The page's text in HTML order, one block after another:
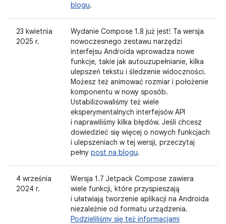
blogu.
23 kwietnia
2025 r.
Wydanie Compose 1.8 już jest! Ta wersja
nowoczesnego zestawu narzędzi
interfejsu Androida wprowadza nowe
funkcje, takie jak autouzupełnianie, kilka
ulepszeń tekstu i śledzenie widoczności.
Możesz też animować rozmiar i położenie
komponentu w nowy sposób.
Ustabilizowaliśmy też wiele
eksperymentalnych interfejsów API
i naprawiliśmy kilka błędów. Jeśli chcesz
dowiedzieć się więcej o nowych funkcjach
i ulepszeniach w tej wersji, przeczytaj
pełny post na blogu.
4 września
2024 r.
Wersja 1.7 Jetpack Compose zawiera
wiele funkcji, które przyspieszają
i ułatwiają tworzenie aplikacji na Androida
niezależnie od formatu urządzenia.
Podzieliliśmy się też informacjami